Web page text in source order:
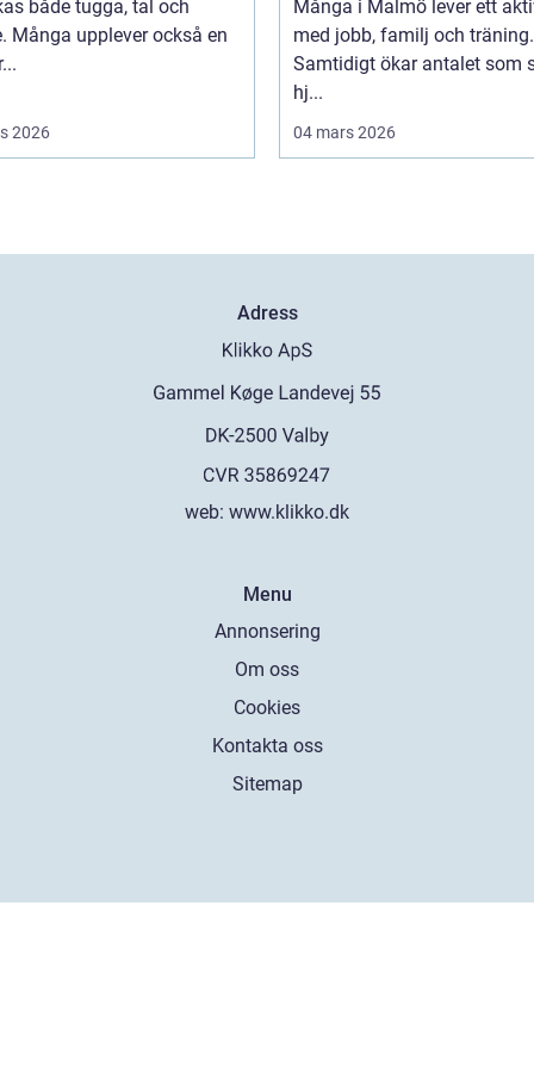
både tugga, tal och
Många upplever också en
2026
Många i Malmö lever ett
med jobb, familj och träning.
Samtidigt ökar antalet som
hj...
04 mars 2026
Adress
web: www.klikko.dk
Menu
Annonsering
Om oss
Cookies
Kontakta oss
Sitemap